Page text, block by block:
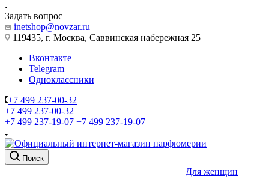
Задать вопрос
inetshop@novzar.ru
119435, г. Москва, Саввинская набережная 25
Вконтакте
Telegram
Одноклассники
+7 499 237-00-32
+7 499 237-00-32
+7 499 237-19-07 +7 499 237-19-07
Поиск
Для женщин